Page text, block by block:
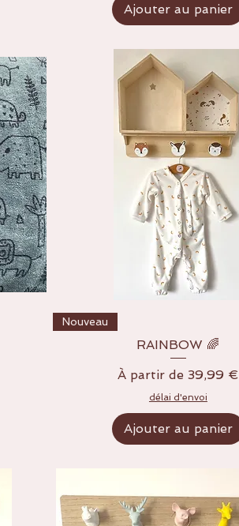
Ajouter au panier
Nouveau
RAINBOW 🌈
À partir de 39,99 €
Prix promotionnel
délai d'envoi
Ajouter au panier